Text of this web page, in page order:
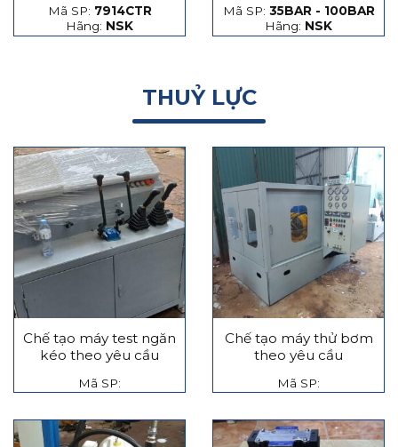
Mã SP: 7914CTR
Hãng: NSK
hạt thép và hạt gốm
Mã SP: 35BAR - 100BAR
Hãng: NSK
THUỶ LỰC
Chế tạo máy test ngăn
kéo theo yêu cầu
Mã SP:
Chế tạo máy thử bơm
theo yêu cầu
Mã SP: